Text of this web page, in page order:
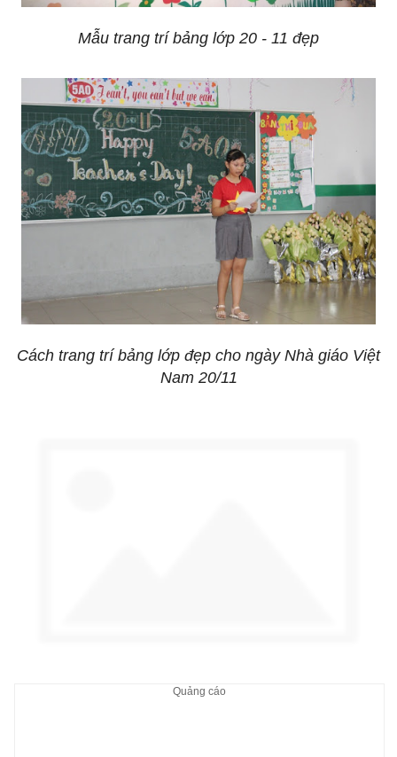
Mẫu trang trí bảng lớp 20 - 11 đẹp
Cách trang trí bảng lớp đẹp cho ngày Nhà giáo Việt
Nam 20/11